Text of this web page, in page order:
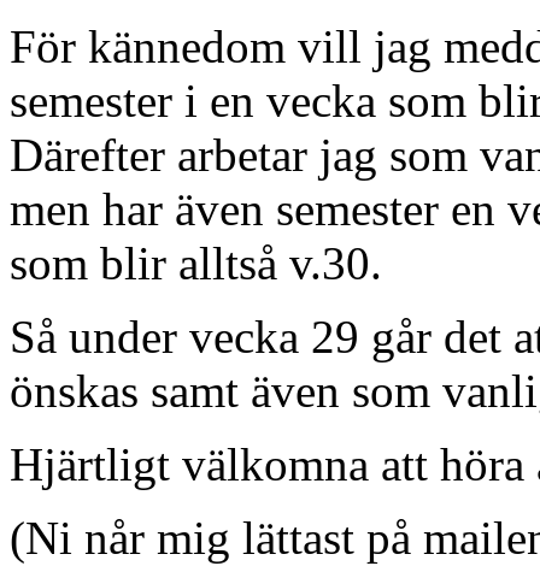
För kännedom vill jag
semester i en vecka som
Därefter arbetar jag som
men har även semester en
som blir alltså v.30.
Så under vecka 29 går det
önskas samt även som
Hjärtligt välkomna att höra
(Ni når mig lättast på